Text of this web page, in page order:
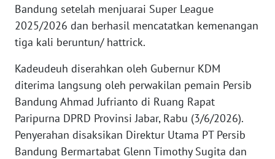
Bandung setelah menjuarai Super League
2025/2026 dan berhasil mencatatkan kemenangan
tiga kali beruntun/ hattrick.
Kadeudeuh diserahkan oleh Gubernur KDM
diterima langsung oleh perwakilan pemain Persib
Bandung Ahmad Jufrianto di Ruang Rapat
Paripurna DPRD Provinsi Jabar, Rabu (3/6/2026).
Penyerahan disaksikan Direktur Utama PT Persib
Bandung Bermartabat Glenn Timothy Sugita dan
Wahana
News
WN
SUMUT
WN
JAKARTA